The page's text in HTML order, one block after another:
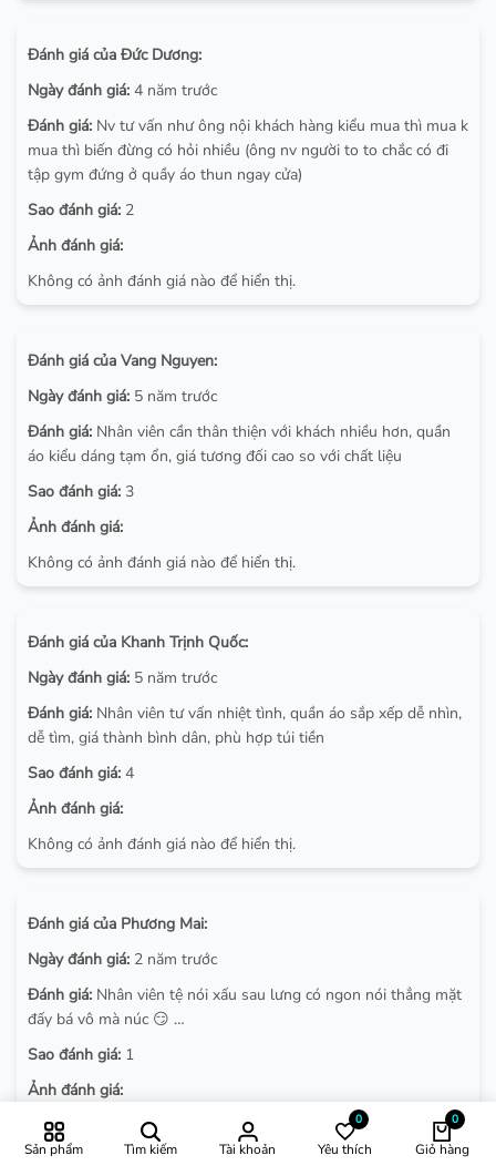
Đánh giá của Đức Dương:
Ngày đánh giá: 4 năm trước
Đánh giá: Nv tư vấn như ông nội khách hàng kiểu mua thì mua k
mua thì biến đừng có hỏi nhiều (ông nv người to to chắc có đi
tập gym đứng ở quầy áo thun ngay cửa)
Sao đánh giá: 2
Ảnh đánh giá:
Không có ảnh đánh giá nào để hiển thị.
Đánh giá của Vang Nguyen:
Ngày đánh giá: 5 năm trước
Đánh giá: Nhân viên cần thân thiện với khách nhiều hơn, quần
áo kiểu dáng tạm ổn, giá tương đối cao so với chất liệu
Sao đánh giá: 3
Ảnh đánh giá:
Không có ảnh đánh giá nào để hiển thị.
Đánh giá của Khanh Trịnh Quốc:
Ngày đánh giá: 5 năm trước
Đánh giá: Nhân viên tư vấn nhiệt tình, quần áo sắp xếp dễ nhìn,
dễ tìm, giá thành bình dân, phù hợp túi tiền
Sao đánh giá: 4
Ảnh đánh giá:
Không có ảnh đánh giá nào để hiển thị.
Đánh giá của Phương Mai:
Ngày đánh giá: 2 năm trước
Đánh giá: Nhân viên tệ nói xấu sau lưng có ngon nói thẳng mặt
đấy bá vô mà núc 😏 …
Sao đánh giá: 1
Ảnh đánh giá:
Không có ảnh đánh giá nào để hiển thị.
Sản phẩm Tìm kiếm Tài khoản
0
Yêu thích
0
Giỏ hàng